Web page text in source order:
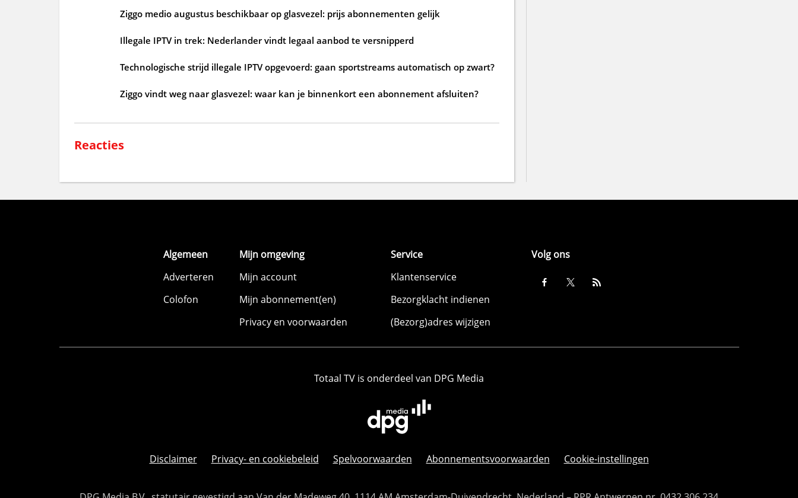
Ziggo medio augustus beschikbaar op glasvezel: prijs abonnementen gelijk
Illegale IPTV in trek: Nederlander vindt legaal aanbod te versnipperd
Technologische strijd illegale IPTV opgevoerd: gaan sportstreams automatisch op zwart?
Ziggo vindt weg naar glasvezel: waar kan je binnenkort een abonnement afsluiten?
Reacties
Algemeen
Adverteren
Colofon
Mijn omgeving
Mijn account
Mijn abonnement(en)
Privacy en voorwaarden
Service
Klantenservice
Bezorgklacht indienen
(Bezorg)adres wijzigen
Volg ons
Totaal TV is onderdeel van DPG Media
Disclaimer Privacy- en cookiebeleid Spelvoorwaarden Abonnementsvoorwaarden Cookie-instellingen